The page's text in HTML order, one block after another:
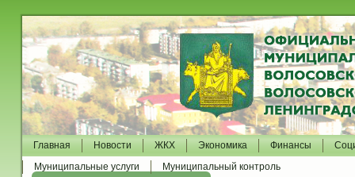
Главная Новости ЖКХ Экономика Финансы
Муниципальные услуги
Муниципальный контроль